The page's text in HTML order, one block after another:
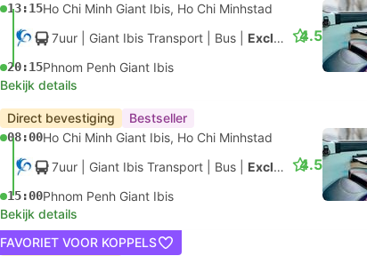
13:15Ho Chi Minh Giant Ibis, Ho Chi Minhstad
7uur | Giant Ibis Transport Bus Exclusive VIP Seater
20:15Phnom Penh Giant Ibis
4.5
Bekijk details
Direct bevestiging Bestseller
08:00Ho Chi Minh Giant Ibis, Ho Chi Minhstad
7uur | Giant Ibis Transport Bus Exclusive VIP Seater
15:00Phnom Penh Giant Ibis
4.5
Bekijk details
FAVORIET VOOR KOPPELS